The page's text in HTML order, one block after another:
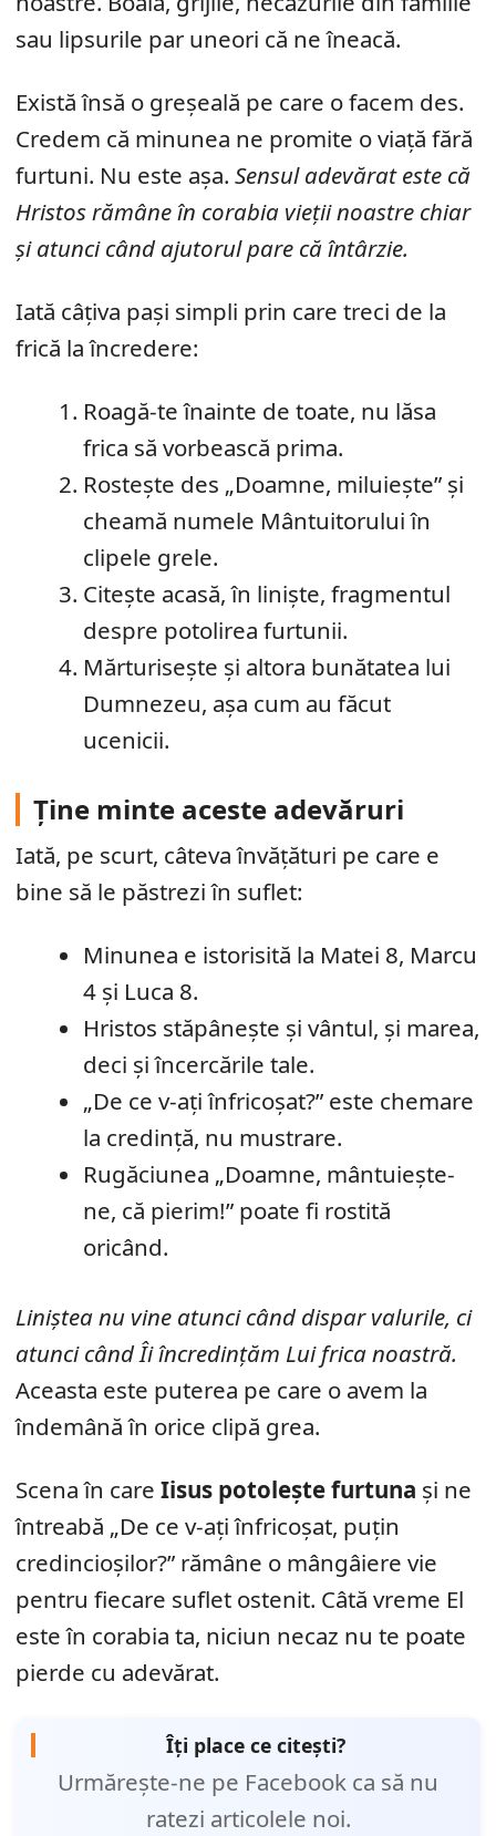
sau lipsurile par uneori că ne îneacă.
Există însă o greșeală pe care o facem des.
Credem că minunea ne promite o viață fără
furtuni. Nu este așa. Sensul adevărat este că
Hristos rămâne în corabia vieții noastre chiar
și atunci când ajutorul pare că întârzie.
Iată câțiva pași simpli prin care treci de la
frică la încredere:
Roagă-te înainte de toate, nu lăsa
frica să vorbească prima.
Rostește des „Doamne, miluiește” și
cheamă numele Mântuitorului în
clipele grele.
Citește acasă, în liniște, fragmentul
despre potolirea furtunii.
Mărturisește și altora bunătatea lui
Dumnezeu, așa cum au făcut
ucenicii.
Ține minte aceste adevăruri
Iată, pe scurt, câteva învățături pe care e
bine să le păstrezi în suflet:
Minunea e istorisită la Matei 8, Marcu
4 și Luca 8.
Hristos stăpânește și vântul, și marea,
deci și încercările tale.
„De ce v-ați înfricoșat?” este chemare
la credință, nu mustrare.
Rugăciunea „Doamne, mântuiește-
ne, că pierim!” poate fi rostită
oricând.
Liniștea nu vine atunci când dispar valurile, ci
atunci când Îi încredințăm Lui frica noastră.
Aceasta este puterea pe care o avem la
îndemână în orice clipă grea.
Scena în care Iisus potolește furtuna și ne
întreabă „De ce v-ați înfricoșat, puțin
credincioșilor?” rămâne o mângâiere vie
pentru fiecare suflet ostenit. Câtă vreme El
este în corabia ta, niciun necaz nu te poate
pierde cu adevărat.
Îți place ce citești?
Urmărește-ne pe Facebook ca să nu
ratezi articolele noi.